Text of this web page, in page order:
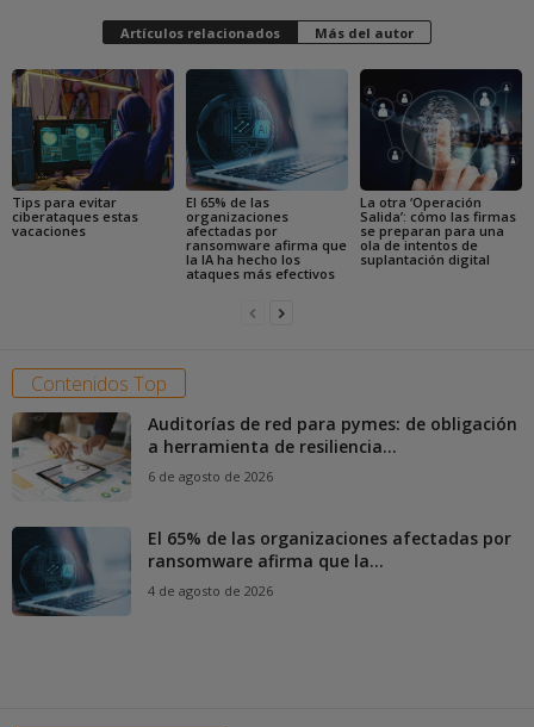
Artículos relacionados Más del autor
Tips para evitar
ciberataques estas
vacaciones
El 65% de las
organizaciones
afectadas por
ransomware afirma que
la IA ha hecho los
ataques más efectivos
La otra ‘Operación
Salida’: cómo las firmas
se preparan para una
ola de intentos de
suplantación digital
Contenidos Top
Auditorías de red para pymes: de obligación
a herramienta de resiliencia...
6 de agosto de 2026
El 65% de las organizaciones afectadas por
ransomware afirma que la...
4 de agosto de 2026